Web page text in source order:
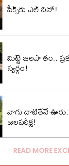
పీక్స్‌కు ఎల్‌ నినో!
మిట్టె జలపాతం..
స్వర్గం!
వాగు దాటితేనే
జలపరీక్ష!
READ MORE